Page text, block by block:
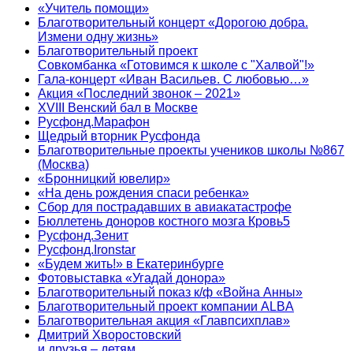
«Учитель помощи»
Благотворительный концерт «Дорогою добра.
Измени одну жизнь»
Благотворительный проект
Совкомбанка «Готовимся к школе с "Халвой"!»
Гала-концерт «Иван Васильев. С любовью…»
Акция «Последний звонок – 2021»
XVIII Венский бал в Москве
Русфонд.Марафон
Щедрый вторник Русфонда
Благотворительные проекты учеников школы №867
(Москва)
«Бронницкий ювелир»
«На день рождения спаси ребенка»
Сбор для пострадавших в авиакатастрофе
Бюллетень доноров костного мозга Кровь5
Русфонд.Зенит
Русфонд.Ironstar
«Будем жить!» в Екатеринбурге
Фотовыставка «Угадай донора»
Благотворительный показ к/ф «Война Анны»
Благотворительный проект компании ALBA
Благотворительная акция «Главпсихплав»
Дмитрий Хворостовский